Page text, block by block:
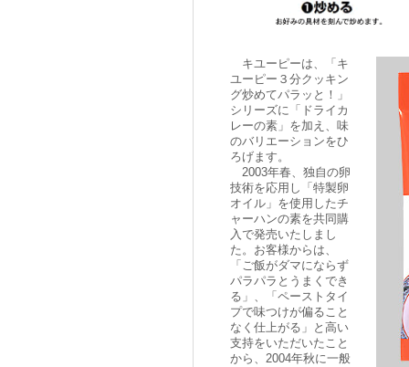
キユーピーは、「キ
ユーピー３分クッキン
グ炒めてパラッと！」
シリーズに「ドライカ
レーの素」を加え、味
のバリエーションをひ
ろげます。
2003年春、独自の卵
技術を応用し「特製卵
オイル」を使用したチ
ャーハンの素を共同購
入で発売いたしまし
た。お客様からは、
「ご飯がダマにならず
パラパラとうまくでき
る」、「ペーストタイ
プで味つけが偏ること
なく仕上がる」と高い
支持をいただいたこと
から、2004年秋に一般